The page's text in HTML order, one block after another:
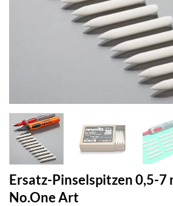
Ersatz-Pinselspitzen 0,5-7
No.One Art